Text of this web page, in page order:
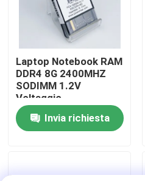
Controllo di qualità
Contattici
Richieda una citazione
Scheda grafica mineraria
Laptop Notebook RAM
DDR4 8G 2400MHZ
SODIMM 1.2V
Voltaggio
Invia richiesta